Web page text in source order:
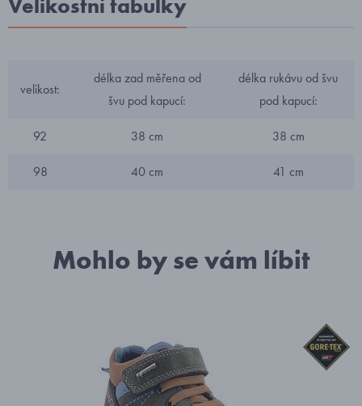
Velikostní tabulky
velikost:
délka zad měřena od
švu pod kapucí:
délka rukávu od švu
pod kapucí:
92 38 cm 38 cm
98 40 cm 41 cm
Mohlo by se vám líbit